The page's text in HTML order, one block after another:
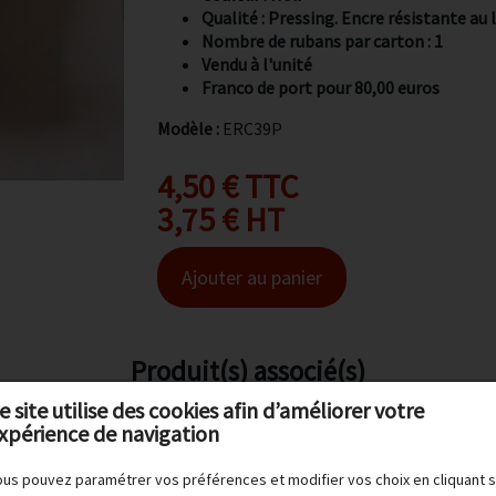
Qualité : Pressing. Encre résistante au
Nombre de rubans par carton : 1
Vendu à l'unité
Franco de port pour 80,00 euros
Modèle :ERC39P
4,50 € TTC
3,75 € HT
Ajouter au panier
Produit(s) associé(s)
site utilise des cookies afin d’améliorer votre
de navigation
pouvez paramétrer vos préférences et modifier vos choix en cliquant